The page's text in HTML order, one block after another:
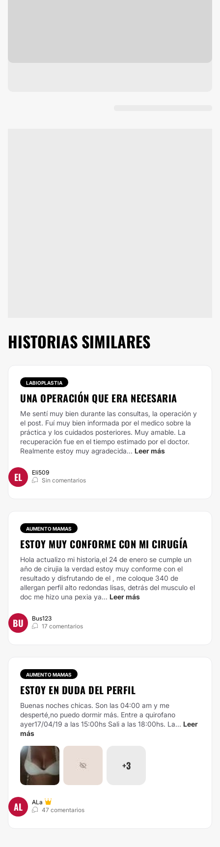
HISTORIAS SIMILARES
LABIOPLASTIA
UNA OPERACIÓN QUE ERA NECESARIA
Me sentí muy bien durante las consultas, la operación y
el post. Fuí muy bien informada por el medico sobre la
práctica y los cuidados posteriores. Muy amable. La
recuperación fue en el tiempo estimado por el doctor.
Realmente estoy muy agradecida... Leer más
EL
Eli509
Sin comentarios
AUMENTO MAMAS
ESTOY MUY CONFORME CON MI CIRUGÍA
Hola actualizo mi historia,el 24 de enero se cumple un
año de cirujia la verdad estoy muy conforme con el
resultado y disfrutando de el , me coloque 340 de
allergan perfil alto redondas lisas, detrás del musculo el
doc me hizo una pexia ya... Leer más
BU
Bus123
17 comentarios
AUMENTO MAMAS
ESTOY EN DUDA DEL PERFIL
Buenas noches chicas. Son las 04:00 am y me
desperté,no puedo dormir más. Entre a quirofano
ayer17/04/19 a las 15:00hs Sali a las 18:00hs. La... Leer
más
+3
AL
ALa
47 comentarios